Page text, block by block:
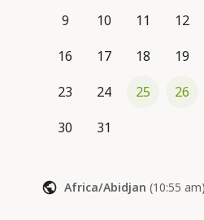
9
10 11 12
16
17 18 19
23
24 25 26
30
31
Africa/Abidjan (10:55 am)